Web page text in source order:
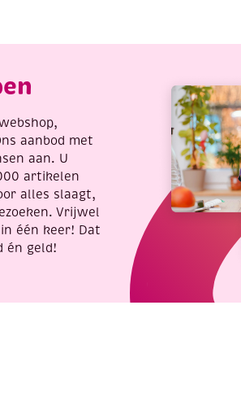
0.34mm,
aanbod met
aan. U
artikelen
alles slaagt,
Vrijwel
één keer! Dat
én geld!